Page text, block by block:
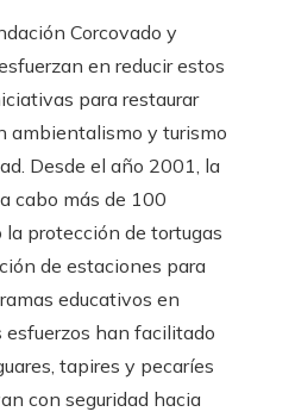
Corcovado y
en reducir estos
para restaurar
ambientalismo y turismo
Desde el año 2001, la
cabo más de 100
protección de tortugas
de estaciones para
educativos en
esfuerzos han facilitado
tapires y pecaríes
con seguridad hacia